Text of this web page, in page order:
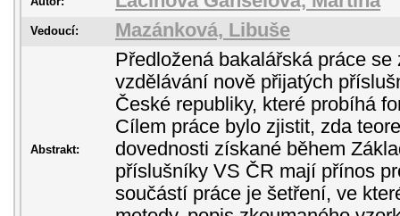
Vedoucí: Mazánková, Libuše
Abstrakt:
Předložená bakalářská práce
vzdělávání nově přijatých
České republiky, které probíhá
Cílem práce bylo zjistit, zda
dovednosti získané během
příslušníky VS ČR mají přínos
součástí práce je šetření, ve